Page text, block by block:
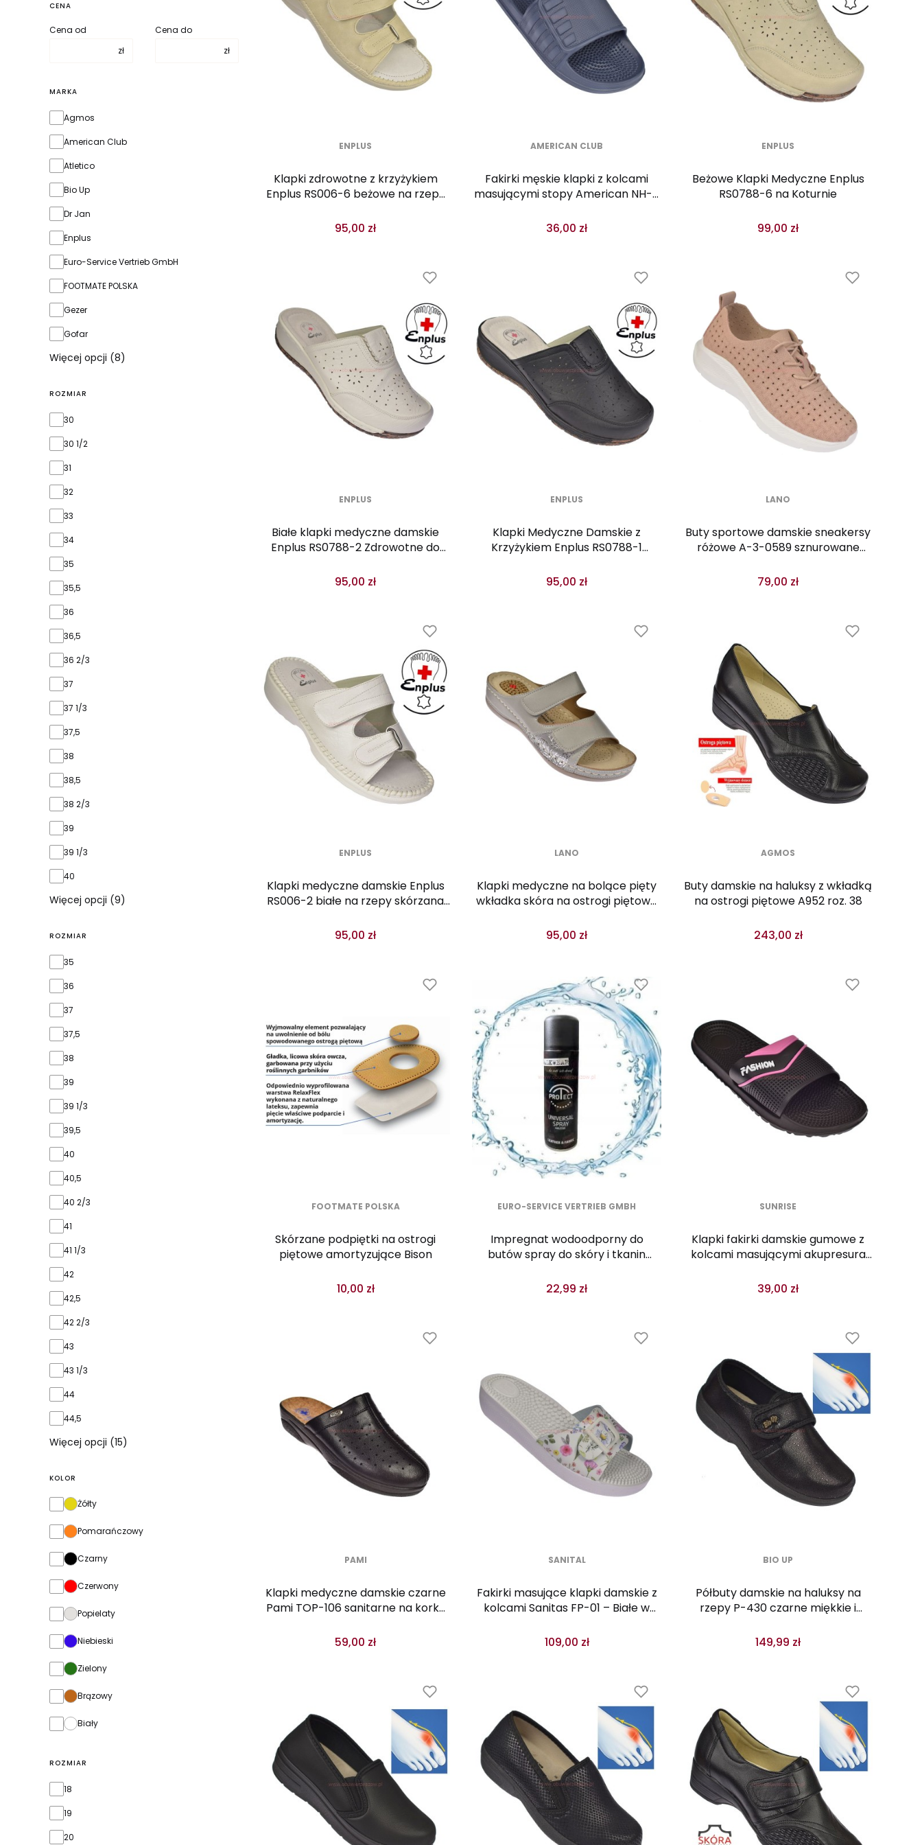
CENA
Cena od
zł
Cena do
zł
MARKA
Marka
Agmos
American Club
Atletico
Bio Up
Dr Jan
Enplus
Euro-Service Vertrieb GmbH
FOOTMATE POLSKA
Gezer
Gofar
Więcej opcji (8)
ROZMIAR
rozmiar
30
30 1/2
31
32
33
34
35
35,5
36
36,5
36 2/3
37
37 1/3
37,5
38
38,5
38 2/3
39
39 1/3
40
Więcej opcji (9)
ROZMIAR
rozmiar
35
36
37
37,5
38
39
39 1/3
39,5
40
40,5
40 2/3
41
41 1/3
42
42,5
42 2/3
43
43 1/3
44
44,5
Więcej opcji (15)
KOLOR
Kolor Żółty
Pomarańczowy
Czarny
Czerwony
Popielaty
Niebieski
Zielony
Brązowy
Biały
ROZMIAR
Rozmiar
18
19
20
ENPLUS
Klapki zdrowotne z krzyżykiem
Enplus RS006-6 beżowe na rzepy
95,00 zł
AMERICAN CLUB
Fakirki męskie klapki z kolcami
masującymi stopy American NH-11
36,00 zł
ENPLUS
Beżowe Klapki Medyczne Enplus
RS0788-6 na Koturnie
99,00 zł
ENPLUS
Białe klapki medyczne damskie
Enplus RS0788-2 Zdrowotne do
95,00 zł
ENPLUS
Klapki Medyczne Damskie z
Krzyżykiem Enplus RS0788-1
95,00 zł
LANO
Buty sportowe damskie sneakersy
różowe A-3-0589 sznurowane
79,00 zł
ENPLUS
Klapki medyczne damskie Enplus
RS006-2 białe na rzepy skórzana
95,00 zł
LANO
Klapki medyczne na bolące pięty
wkładka skóra na ostrogi piętowe
95,00 zł
AGMOS
Buty damskie na haluksy z wkładką
na ostrogi piętowe A952 roz. 38
243,00 zł
FOOTMATE POLSKA
Skórzane podpiętki na ostrogi
piętowe amortyzujące Bison
10,00 zł
EURO-SERVICE VERTRIEB GMBH
Impregnat wodoodporny do
butów spray do skóry i tkanin
22,99 zł
SUNRISE
Klapki fakirki damskie gumowe z
kolcami masującymi akupresura
39,00 zł
PAMI
Klapki medyczne damskie czarne
Pami TOP-106 sanitarne na korku
59,00 zł
SANITAL
Fakirki masujące klapki damskie z
kolcami Sanitas FP-01 – Białe w
109,00 zł
BIO UP
Półbuty damskie na haluksy na
rzepy P-430 czarne miękkie i
149,99 zł